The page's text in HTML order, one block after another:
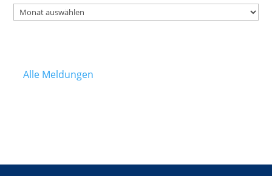
Archiv
Alle Meldungen